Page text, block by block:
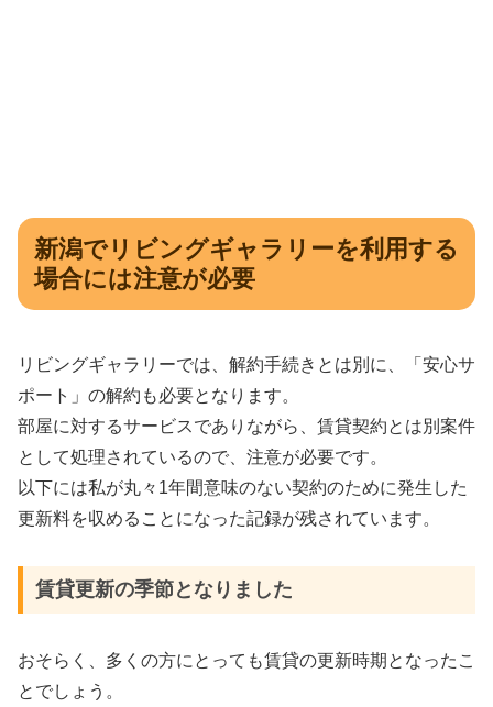
新潟でリビングギャラリーを利用する
場合には注意が必要
リビングギャラリーでは、解約手続きとは別に、「安心サ
ポート」の解約も必要となります。
部屋に対するサービスでありながら、賃貸契約とは別案件
として処理されているので、注意が必要です。
以下には私が丸々1年間意味のない契約のために発生した
更新料を収めることになった記録が残されています。
賃貸更新の季節となりました
おそらく、多くの方にとっても賃貸の更新時期となったこ
とでしょう。